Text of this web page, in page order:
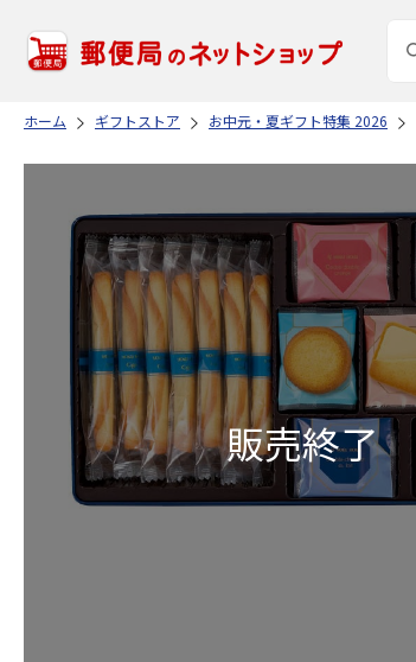
ホーム ギフトストア お中元・夏ギフト特集 2026